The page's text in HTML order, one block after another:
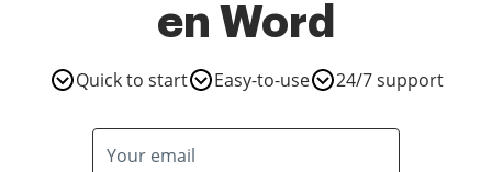
en Word
Quick to start Easy-to-use 24/7 support